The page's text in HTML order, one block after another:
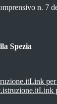
n. 7
Spezia
Link per
Link